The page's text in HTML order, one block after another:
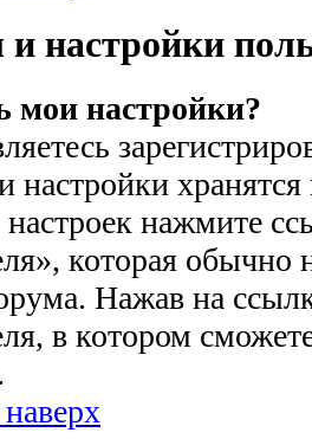
настройки
мои настройки?
настройки
нажмите
которая обычно
Нажав на
в котором